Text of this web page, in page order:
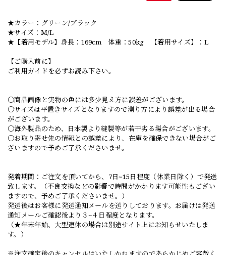
★カラー：グリーン/ブラック
★サイズ：M/L
★【着用モデル】身長：169cm 体重：50kg 【着用サイズ】：L
【ご購入前に】
ご利用ガイドを必ずお読み下さい。
○商品画像と実物の色には多少見え方に誤差がございます。
○サイズは平置きサイズとなりますので測り方により誤差が出る場合
がございます。
○海外製品のため、日本製より縫製等が若干劣る場合がございます。
○お取り寄せ先の情報との誤差により、在庫を確保できない場合がご
ざいますので予めご了承くださいませ。
発着期間：ご注文を頂いてから、7日~15日程度（休業日除く）で発送
致します。（不良交換などの影響で時間がかかります可能性もござい
ますので、予めご了承くださいませ。）
発送後はお客様に発送通知メールを送りしております。お届けは発送
通知メールご確認後より３~４日程度となります。
（★年末年始、大型連休の場合は別途サイト上にお知らせいたしま
す。）